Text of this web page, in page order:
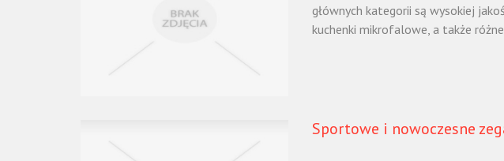
głównych kategorii są wysokiej
kuchenki mikrofalowe, a także
Sportowe i nowoczesne